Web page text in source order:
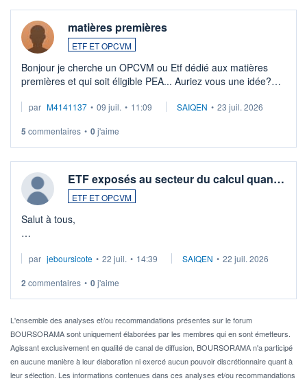
matières premières
ETF ET OPCVM
Bonjour je cherche un OPCVM ou Etf dédié aux matières
premières et qui soit éligible PEA... Auriez vous une idée?
par M4141137 • 09 juil. • 11:09 SAIQEN • 23 juil. 2026
5 commentaires • 0j'aime
ETF exposés au secteur du calcul quan…
ETF ET OPCVM
Salut à tous,
via un ETF plutôt que des actions individuelles.
Idéalement, je voudrais qu'il soit éligible au PEA.
Pour l' ...
par jeboursicote • 22 juil. • 14:39 SAIQEN • 22 juil. 2026
2 commentaires • 0j'aime
L'ensemble des analyses et/ou recommandations présentes sur le forum
BOURSORAMA sont uniquement élaborées par les membres qui en sont émetteurs.
Agissant exclusivement en qualité de canal de diffusion, BOURSORAMA n'a participé
en aucune manière à leur élaboration ni exercé aucun pouvoir discrétionnaire quant à
leur sélection. Les informations contenues dans ces analyses et/ou recommandations